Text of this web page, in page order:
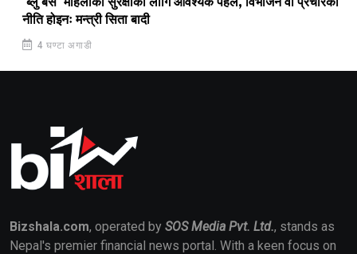
नीति होइनः मन्त्री सिता बादी
4 घण्टा अगाडी
Bizshala.com, operated by SOS Media Pvt. Ltd., stands as
Nepal's premier financial news portal. With a keen focus on